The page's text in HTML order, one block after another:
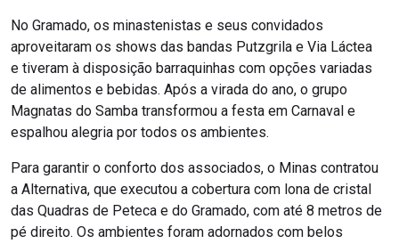
No Gramado, os minastenistas e seus convidados
aproveitaram os shows das bandas Putzgrila e Via Láctea
e tiveram à disposição barraquinhas com opções variadas
de alimentos e bebidas. Após a virada do ano, o grupo
Magnatas do Samba transformou a festa em Carnaval e
espalhou alegria por todos os ambientes.
Para garantir o conforto dos associados, o Minas contratou
a Alternativa, que executou a cobertura com lona de cristal
das Quadras de Peteca e do Gramado, com até 8 metros de
pé direito. Os ambientes foram adornados com belos